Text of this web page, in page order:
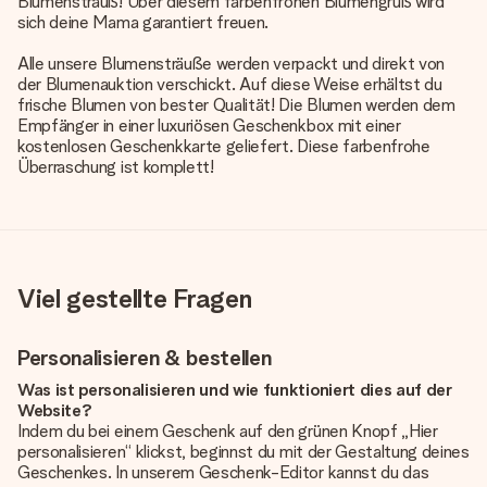
sich deine Mama garantiert freuen.
Alle unsere Blumensträuße werden verpackt und direkt von
der Blumenauktion verschickt. Auf diese Weise erhältst du
frische Blumen von bester Qualität! Die Blumen werden dem
Empfänger in einer luxuriösen Geschenkbox mit einer
kostenlosen Geschenkkarte geliefert. Diese farbenfrohe
Überraschung ist komplett!
Viel gestellte Fragen
Personalisieren & bestellen
Was ist personalisieren und wie funktioniert dies auf der
Website?
Indem du bei einem Geschenk auf den grünen Knopf „Hier
personalisieren“ klickst, beginnst du mit der Gestaltung deines
Geschenkes. In unserem Geschenk-Editor kannst du das